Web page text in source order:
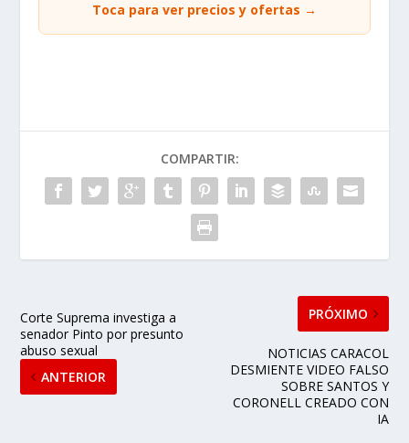
Toca para ver precios y ofertas →
COMPARTIR:
Corte Suprema investiga a
senador Pinto por presunto
abuso sexual
ANTERIOR
PRÓXIMO
NOTICIAS CARACOL
DESMIENTE VIDEO FALSO
SOBRE SANTOS Y
CORONELL CREADO CON
IA